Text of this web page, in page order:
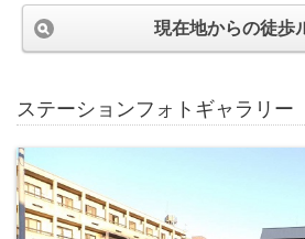
現在地からの徒歩
ステーションフォトギャラリー